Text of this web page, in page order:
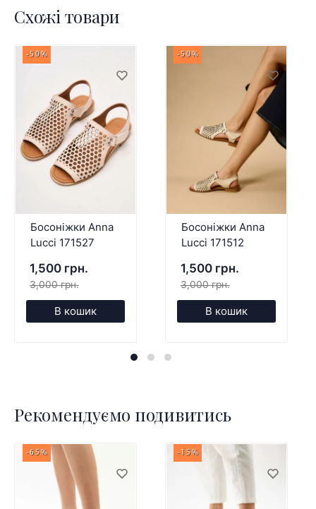
Схожі товари
-50%
Босоніжки Anna
Lucci 171527
1,500 грн.
3,000 грн.
В кошик
-50%
Босоніжки Anna
Lucci 171512
1,500 грн.
3,000 грн.
В кошик
Рекомендуємо подивитись
-65% -15%